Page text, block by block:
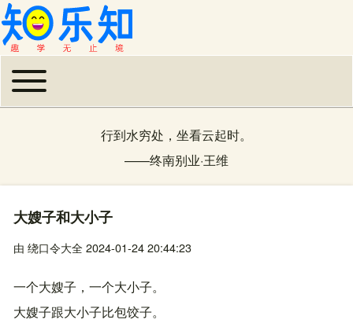
主导航
Toggle main menu
行到水穷处，坐看云起时。
——终南别业·王维
大嫂子和大小子
由 绕口令大全2024-01-24 20:44:23
一个大嫂子，一个大小子。
大嫂子跟大小子比包饺子。